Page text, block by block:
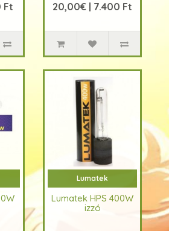
Ft
20,00€ | 7.400 Ft
Lumatek
Lumatek HPS 400W
izzó